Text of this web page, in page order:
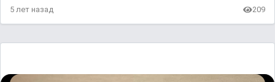
5 лет назад 209